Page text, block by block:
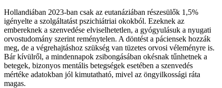
Hollandiában 2023-ban csak az eutanáziában részesülők 1,5%
igényelte a szolgáltatást pszichiátriai okokból. Ezeknek az
embereknek a szenvedése elviselhetetlen, a gyógyulásuk a nyugati
orvostudomány szerint reménytelen. A döntést a páciensek hozzák
meg, de a végrehajtáshoz szükség van tüzetes orvosi véleményre is.
Bár kívülről, a mindennapok zsibongásában okésnak tűnhetnek a
betegek, bizonyos mentális betegségek esetében a szenvedés
mértéke adatokban jól kimutatható, mivel az öngyilkossági ráta
magas.